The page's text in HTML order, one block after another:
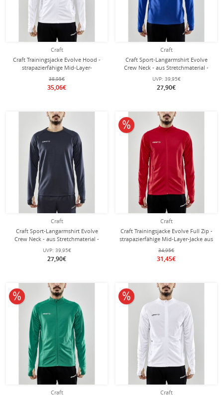
Craft
Craft Trainingsjacke Evolve Hood -
strapazierfähige Mid-Layer-
Kapuzenjacke aus Stretchmaterial -
weiss Herren
38,95€
35,06€
Craft
Craft Sport-Langarmshirt Evolve
Crew Neck - aus Stretchmaterial -
kobaltblau Herren
UVP: 39,95€
27,90€
Craft
Craft Sport-Langarmshirt Evolve
Crew Neck - aus Stretchmaterial -
dunkelgrau Herren
UVP: 39,95€
27,90€
Craft
Craft Trainingsjacke Evolve Full Zip -
strapazierfähige Mid-Layer-Jacke aus
Stretchmaterial - rot Herren
34,95€
31,45€
10% reduziert
Craft
10% reduziert
Craft
10% reduziert